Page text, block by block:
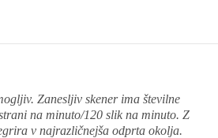
Zanesljiv skener ima številne
na minuto/120 slik na minuto. Z
v najrazličnejša odprta okolja.